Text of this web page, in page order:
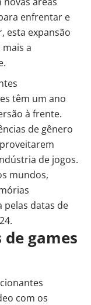
enfrentar e
esta expansão
a
têm um ano
à frente.
de gênero
de jogos.
mundos,
pelas datas de
games
com os